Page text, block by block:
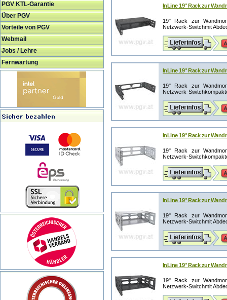
PGV KTL-Garantie
Über PGV
Vorteile von PGV
Webmail
Jobs / Lehre
Fernwartung
InLine 19" Rack zur
19" Rack zur
Netzwerk-Switchmit
InLine 19" Rack zur
19" Rack zur
Netzwerk-
InLine 19" Rack zur
19" Rack zur
Netzwerk-
InLine 19" Rack zur
19" Rack zur
Netzwerk-Switchmit
InLine 19" Rack zur
19" Rack zur
Netzwerk-Switchmit